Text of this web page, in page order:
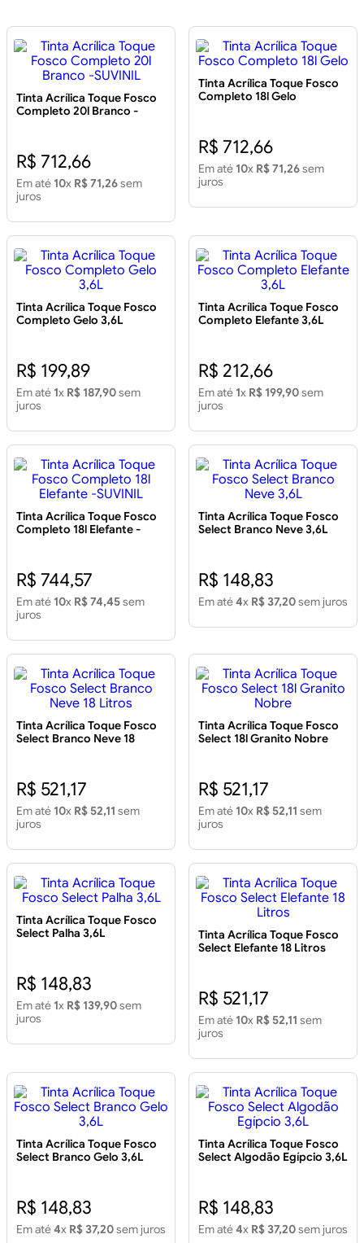
Tinta Acrílica Toque Fosco
Completo 20l Branco -
R$ 712,66
Em até 10x R$ 71,26sem
juros
Tinta Acrílica Toque Fosco
Completo 18l Gelo
R$ 712,66
Em até 10x R$ 71,26sem
juros
Tinta Acrílica Toque Fosco
Completo Gelo 3,6L
R$ 199,89
Em até 1x R$ 187,90sem
juros
Tinta Acrílica Toque Fosco
Completo Elefante 3,6L
R$ 212,66
Em até 1x R$ 199,90sem
juros
Tinta Acrílica Toque Fosco
Completo 18l Elefante -
R$ 744,57
Em até 10x R$ 74,45sem
juros
Tinta Acrílica Toque Fosco
Select Branco Neve 3,6L
R$ 148,83
Em até4x R$ 37,20sem juros
Tinta Acrílica Toque Fosco
Select Branco Neve 18
R$ 521,17
Em até 10x R$ 52,11 sem
juros
Tinta Acrílica Toque Fosco
Select 18l Granito Nobre
R$ 521,17
Em até 10x R$ 52,11 sem
juros
Tinta Acrílica Toque Fosco
Select Palha 3,6L
R$ 148,83
Em até 1x R$ 139,90sem
juros
Tinta Acrílica Toque Fosco
Select Elefante 18 Litros
R$ 521,17
Em até 10x R$ 52,11 sem
juros
Tinta Acrílica Toque Fosco
Select Branco Gelo 3,6L
R$ 148,83
Em até4x R$ 37,20sem juros
Tinta Acrílica Toque Fosco
Select Algodão Egípcio 3,6L
R$ 148,83
Em até4x R$ 37,20sem juros